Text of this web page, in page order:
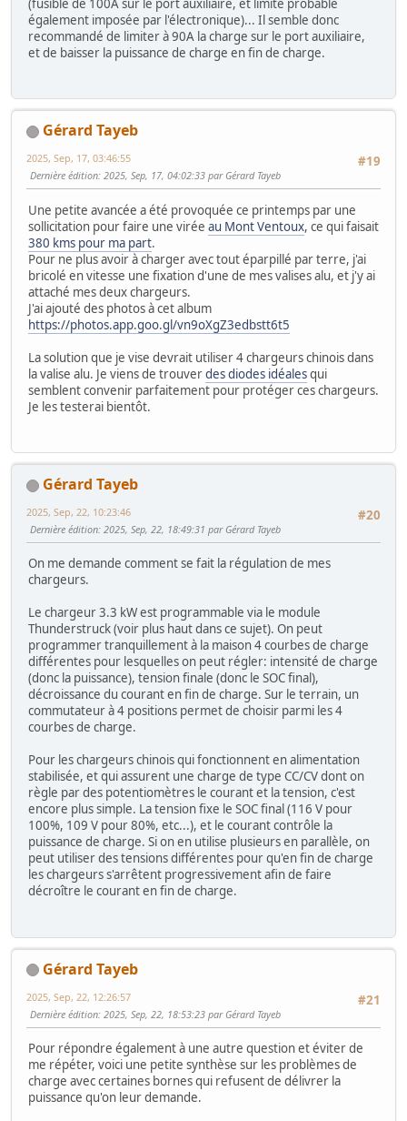
(fusible de 100A sur le port auxiliaire, et limite probable
également imposée par l'électronique)... Il semble donc
recommandé de limiter à 90A la charge sur le port auxiliaire,
et de baisser la puissance de charge en fin de charge.
Gérard Tayeb
#19
2025, Sep, 17, 03:46:55
Dernière édition: 2025, Sep, 17, 04:02:33 par Gérard Tayeb
Une petite avancée a été provoquée ce printemps par une
sollicitation pour faire une virée au Mont Ventoux, ce qui faisait
380 kms pour ma part.
Pour ne plus avoir à charger avec tout éparpillé par terre, j'ai
bricolé en vitesse une fixation d'une de mes valises alu, et j'y ai
attaché mes deux chargeurs.
J'ai ajouté des photos à cet album
https://photos.app.goo.gl/vn9oXgZ3edbstt6t5
La solution que je vise devrait utiliser 4 chargeurs chinois dans
la valise alu. Je viens de trouverdes diodes idéalesqui
semblent convenir parfaitement pour protéger ces chargeurs.
Je les testerai bientôt.
Gérard Tayeb
#20
2025, Sep, 22, 10:23:46
Dernière édition: 2025, Sep, 22, 18:49:31 par Gérard Tayeb
On me demande comment se fait la régulation de mes
chargeurs.
Le chargeur 3.3 kW est programmable via le module
Thunderstruck (voir plus haut dans ce sujet). On peut
programmer tranquillement à la maison 4 courbes de charge
différentes pour lesquelles on peut régler: intensité de charge
(donc la puissance), tension finale (donc le SOC final),
décroissance du courant en fin de charge. Sur le terrain, un
commutateur à 4 positions permet de choisir parmi les 4
courbes de charge.
Pour les chargeurs chinois qui fonctionnent en alimentation
stabilisée, et qui assurent une charge de type CC/CV dont on
règle par des potentiomètres le courant et la tension, c'est
encore plus simple. La tension fixe le SOC final (116 V pour
100%, 109 V pour 80%, etc...), et le courant contrôle la
puissance de charge. Si on en utilise plusieurs en parallèle, on
peut utiliser des tensions différentes pour qu'en fin de charge
les chargeurs s'arrêtent progressivement afin de faire
décroître le courant en fin de charge.
Gérard Tayeb
#21
2025, Sep, 22, 12:26:57
Dernière édition: 2025, Sep, 22, 18:53:23 par Gérard Tayeb
Pour répondre également à une autre question et éviter de
me répéter, voici une petite synthèse sur les problèmes de
charge avec certaines bornes qui refusent de délivrer la
puissance qu'on leur demande.